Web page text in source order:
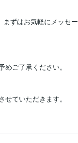
ずはお気軽にメッセー
ご了承ください。
ていただきます。